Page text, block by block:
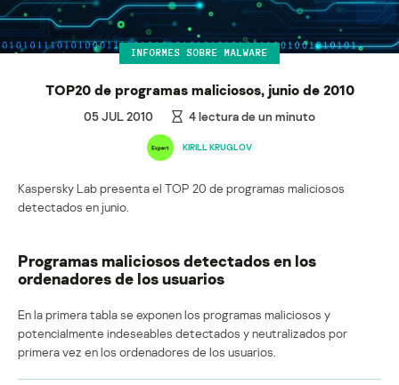
INFORMES SOBRE MALWARE
TOP20 de programas maliciosos, junio de 2010
05 JUL 2010 4lectura de un minuto
KIRILL KRUGLOV
Kaspersky Lab presenta el TOP 20 de programas maliciosos
detectados en junio.
Programas maliciosos detectados en los
ordenadores de los usuarios
En la primera tabla se exponen los programas maliciosos y
potencialmente indeseables detectados y neutralizados por
primera vez en los ordenadores de los usuarios.